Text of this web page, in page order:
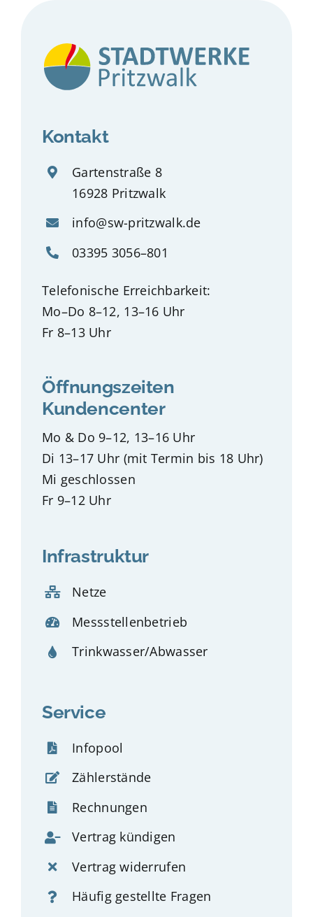
Kontakt
Gartenstraße 8
16928 Pritzwalk
info@sw-pritzwalk.de
03395 3056–801
Telefonische Erreichbarkeit:
Mo–Do 8–12, 13–16 Uhr
Fr 8–13 Uhr
Öffnungszeiten
Kundencenter
Mo & Do 9–12, 13–16 Uhr
Di 13–17 Uhr (mit Termin bis 18 Uhr)
Mi geschlossen
Fr 9–12 Uhr
Infrastruktur
Netze
Messstellenbetrieb
Trinkwasser/Abwasser
Service
Infopool
Zählerstände
Rechnungen
Vertrag kündigen
Vertrag widerrufen
Häufig gestellte Fragen